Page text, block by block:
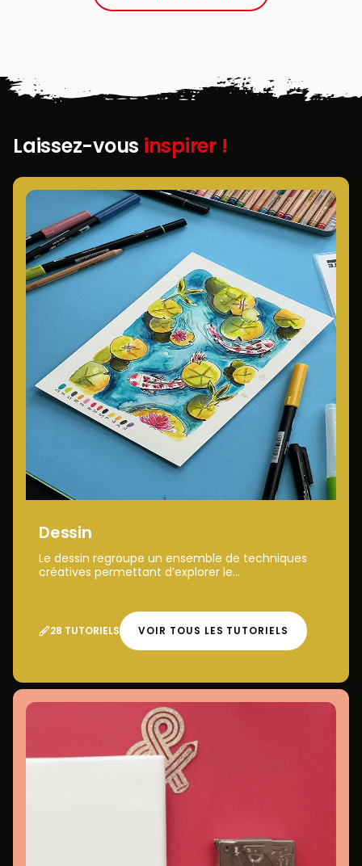
Laissez-vous inspirer !
Dessin
Le dessin regroupe un ensemble de techniques
créatives permettant d’explorer le...
28 TUTORIELS VOIR TOUS LES TUTORIELS